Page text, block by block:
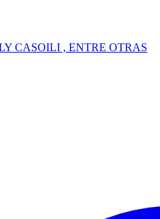
CASOILI , ENTRE OTRAS